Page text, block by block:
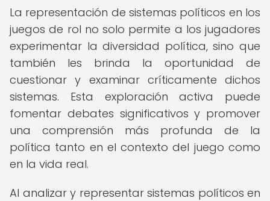
La representación de sistemas políticos en los
juegos de rol no solo permite a los jugadores
experimentar la diversidad política, sino que
también les brinda la oportunidad de
cuestionar y examinar críticamente dichos
sistemas. Esta exploración activa puede
fomentar debates significativos y promover
una comprensión más profunda de la
política tanto en el contexto del juego como
en la vida real.
Al analizar y representar sistemas políticos en